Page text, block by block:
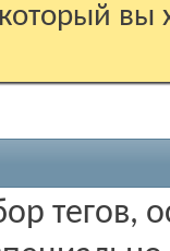
вы
тегов,